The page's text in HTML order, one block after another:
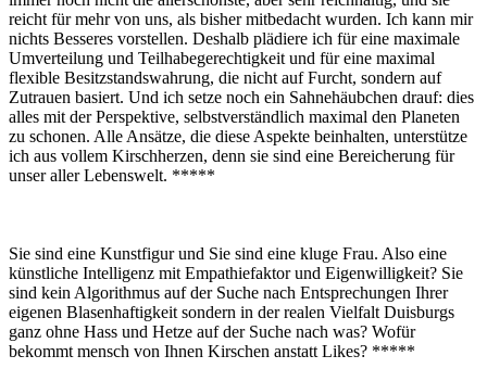
reicht für mehr von uns, als bisher mitbedacht wurden. Ich kann mir
nichts Besseres vorstellen. Deshalb plädiere ich für eine maximale
Umverteilung und Teilhabegerechtigkeit und für eine maximal
flexible Besitzstandswahrung, die nicht auf Furcht, sondern auf
Zutrauen basiert. Und ich setze noch ein Sahnehäubchen drauf: dies
alles mit der Perspektive, selbstverständlich maximal den Planeten
zu schonen. Alle Ansätze, die diese Aspekte beinhalten, unterstütze
ich aus vollem Kirschherzen, denn sie sind eine Bereicherung für
unser aller Lebenswelt. *****
Sie sind eine Kunstfigur und Sie sind eine kluge Frau. Also eine
künstliche Intelligenz mit Empathiefaktor und Eigenwilligkeit? Sie
sind kein Algorithmus auf der Suche nach Entsprechungen Ihrer
eigenen Blasenhaftigkeit sondern in der realen Vielfalt Duisburgs
ganz ohne Hass und Hetze auf der Suche nach was? Wofür
bekommt mensch von Ihnen Kirschen anstatt Likes? *****